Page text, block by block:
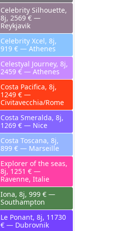
Celebrity Silhouette,
8j, 2569 € —
Reykjavik
Celebrity Xcel, 8j,
919 € — Athenes
Celestyal Journey, 8j,
2459 € — Athenes
Costa Pacifica, 8j,
1249 € —
Civitavecchia/Rome
Costa Smeralda, 8j,
1269 € — Nice
Costa Toscana, 8j,
899 € — Marseille
Explorer of the seas,
8j, 1251 € —
Ravenne, Italie
Iona, 8j, 999 € —
Southampton
Le Ponant, 8j, 11730
€ — Dubrovnik